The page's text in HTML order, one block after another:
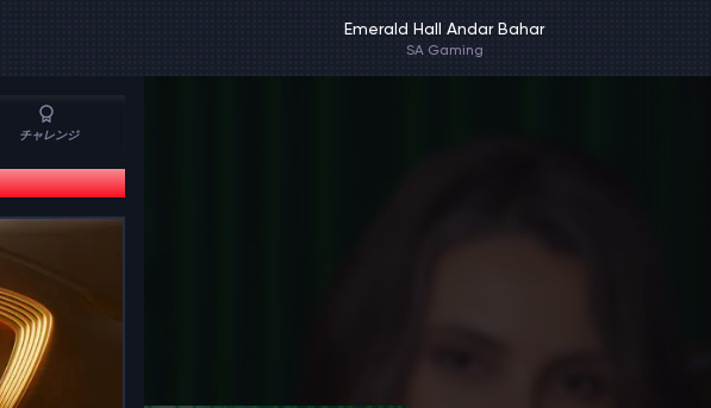
Emerald Hall Andar Bahar
SA Gaming
チャレンジ